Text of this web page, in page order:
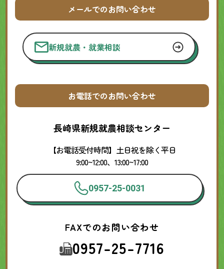
メールでのお問い合わせ
新規就農・就業相談
お電話でのお問い合わせ
長崎県新規就農相談センター
【お電話受付時間】土日祝を除く平日
9:00~12:00、13:00~17:00
0957-25-0031
FAXでのお問い合わせ
0957-25-7716